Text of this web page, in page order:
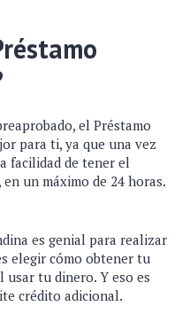
el Préstamo
para ti, ya que una vez
facilidad de tener el
un máximo de 24 horas.
es genial para realizar
elegir cómo obtener tu
tu dinero. Y eso es
crédito adicional.